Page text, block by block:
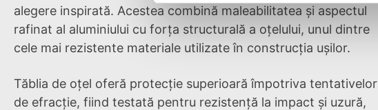
alegere inspirată. Acestea combină maleabilitatea și aspectul
rafinat al aluminiului cu forța structurală a oțelului, unul dintre
cele mai rezistente materiale utilizate în construcția ușilor.
Tăblia de oțel oferă protecție superioară împotriva tentativelor
de efracție, fiind testată pentru rezistență la impact și uzură,